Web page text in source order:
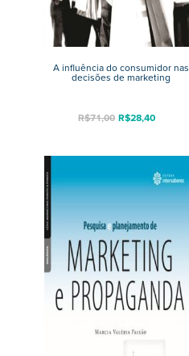
A influência do consumidor nas
decisões de marketing
R$71,00 R$28,40